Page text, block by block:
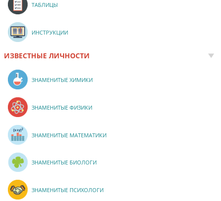
ТАБЛИЦЫ
ИНСТРУКЦИИ
ИЗВЕСТНЫЕ ЛИЧНОСТИ
ЗНАМЕНИТЫЕ ХИМИКИ
ЗНАМЕНИТЫЕ ФИЗИКИ
ЗНАМЕНИТЫЕ МАТЕМАТИКИ
ЗНАМЕНИТЫЕ БИОЛОГИ
ЗНАМЕНИТЫЕ ПСИХОЛОГИ